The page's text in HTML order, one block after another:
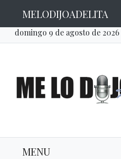
MELODIJOADELITA
domingo 9 de agosto de 2026
MENU